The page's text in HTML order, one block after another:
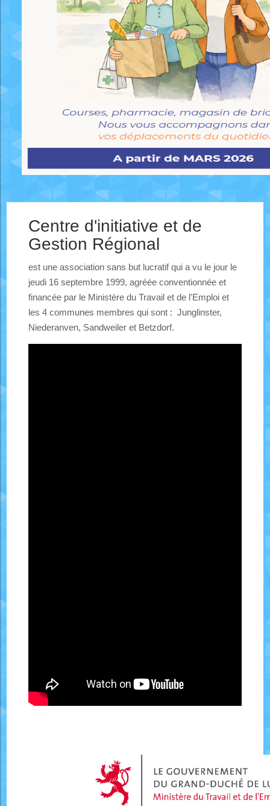
Centre d'initiative et de
Gestion Régional
est une association sans but lucratif qui a vu le jour le
jeudi 16 septembre 1999, agréée conventionnée et
financée par le Ministère du Travail et de l'Emploi et
les 4 communes membres qui sont : Junglinster,
Niederanven, Sandweiler et Betzdorf.